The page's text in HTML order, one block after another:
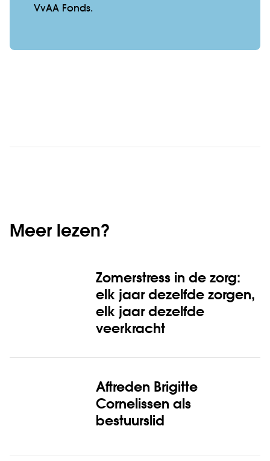
VvAA Fonds.
Meer lezen?
Zomerstress in de zorg:
elk jaar dezelfde zorgen,
elk jaar dezelfde
veerkracht
Aftreden Brigitte
Cornelissen als
bestuurslid